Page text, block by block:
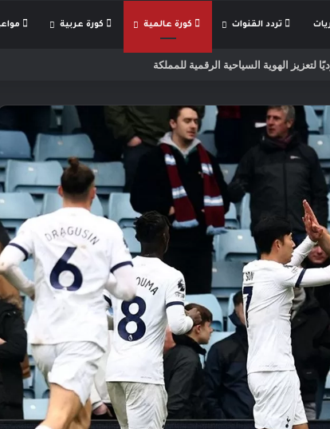
تردد القنوات كورة عالمية كورة عربية